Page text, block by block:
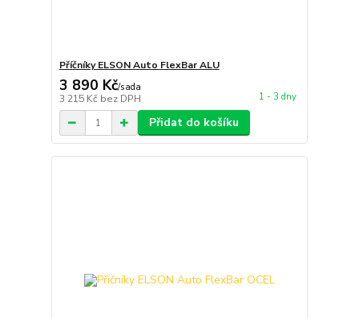
Příčníky ELSON Auto FlexBar ALU
3 890 Kč/sada
3 215 Kč bez DPH 1 - 3 dny
Přidat do košíku